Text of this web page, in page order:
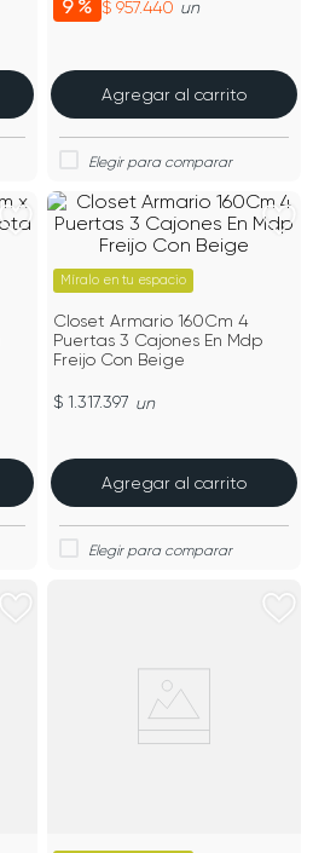
9 % $ 957.440 un
Agregar al carrito
Míralo en tu espacio
Closet Armario 160Cm 4
Puertas 3 Cajones En Mdp
Freijo Con Beige
$ 1.317.397 un
Agregar al carrito